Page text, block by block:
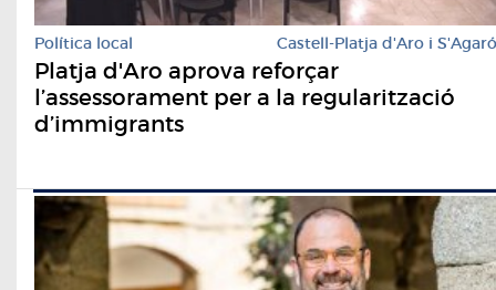
Política local Castell-Platja d'Aro i S'Agaró
Platja d'Aro aprova reforçar
l’assessorament per a la regularització
d’immigrants